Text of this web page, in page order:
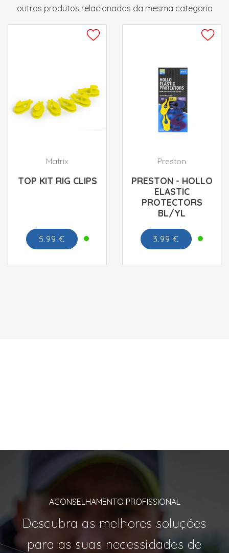
outros produtos relacionados da mesma categoria
Matrix
TOP KIT RIG CLIPS
5.99 €
Preston
PRESTON - HOLLO
ELASTIC
PROTECTORS
BL/YL
3.99 €
ACONSELHAMENTO PROFISSIONAL
Descubra as melhores soluções
para as suas necessidades de